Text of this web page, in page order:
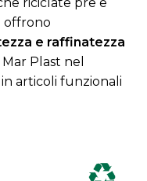
offrono
e raffinatezza
Plast nel
articoli funzionali